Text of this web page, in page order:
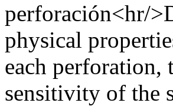
perforación<hr/
physical
each
sensitivity of the